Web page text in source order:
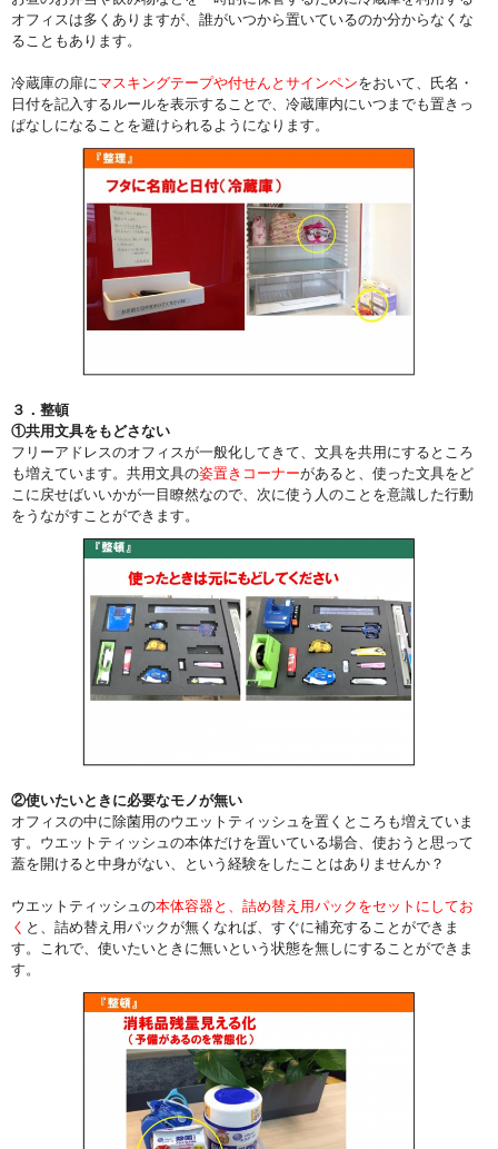
オフィスは多くありますが、誰がいつから置いているのか分からなくな
ることもあります。
冷蔵庫の扉に マスキングテープや付せんとサインペンをおいて、氏名・
日付を記入するルールを表示することで、冷蔵庫内にいつまでも置きっ
ぱなしになることを避けられるようになります。
３．整頓
①共用文具をもどさない
フリーアドレスのオフィスが一般化してきて、文具を共用にするところ
も増えています。共用文具の姿置きコーナーがあると、使った文具をど
こに戻せばいいかが一目瞭然なので、次に使う人のことを意識した行動
をうながすことができます。
②使いたいときに必要なモノが無い
オフィスの中に除菌用のウエットティッシュを置くところも増えていま
す。ウエットティッシュの本体だけを置いている場合、使おうと思って
蓋を開けると中身がない、という経験をしたことはありませんか？
ウエットティッシュの本体容器と、詰め替え用パックをセットにしてお
く と、詰め替え用パックが無くなれば、すぐに補充することができま
す。これで、使いたいときに無いという状態を無しにすることができま
す。